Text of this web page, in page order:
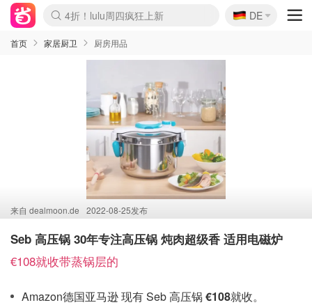
Boticinal 夏促开抢！
4折！lulu周四疯狂上新
还没结束！&OtherStories大促
Joybuy变相75折 随时失效
速领！Stanley独家85折
疑似霸哥！Camper额外叠85折
Zalando 奥莱闪促！每日更新
Moncler反季囤！5折起+叠9折
Coach Brooklyn仅€192
🇩🇪
DE
首页 家居厨卫 厨房用品
来自 dealmoon.de 2022-08-25发布
Seb 高压锅 30年专注高压锅 炖肉超级香 适用电磁炉
€108就收带蒸锅层的
Amazon德国亚马逊 现有 Seb 高压锅 €108就收。